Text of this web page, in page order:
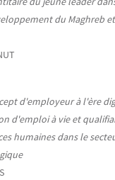
du Maghreb
d'employeur à l'ère
d'emploi à vie et
humaines dans le